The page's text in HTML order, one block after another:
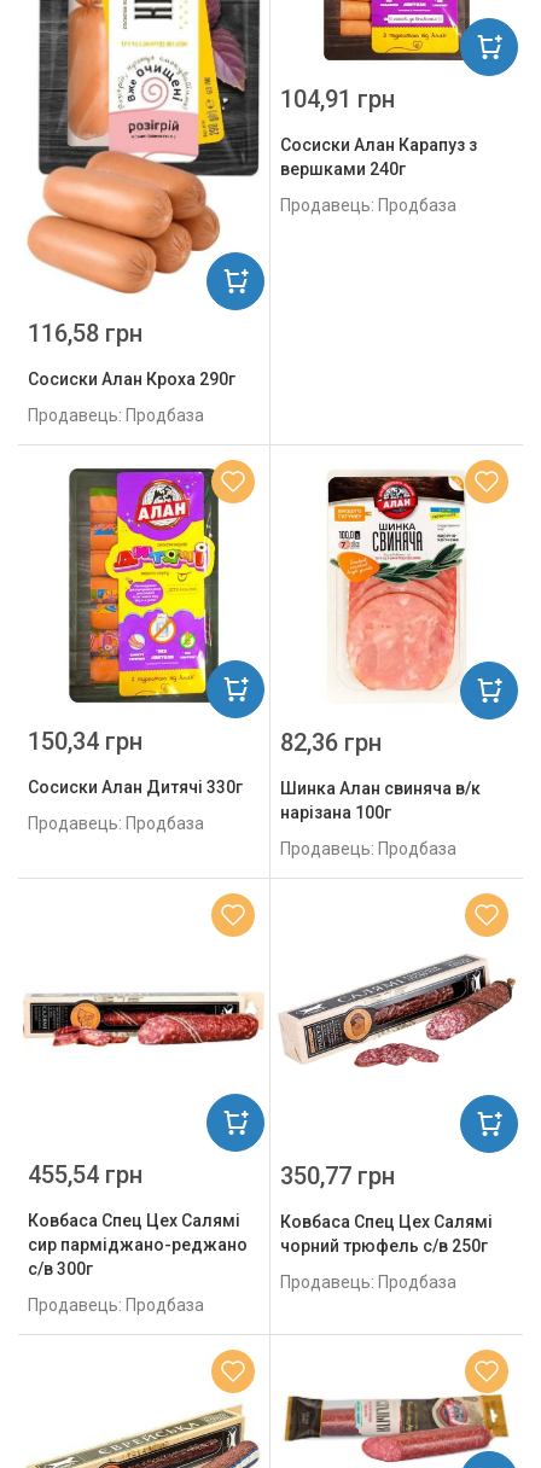
Сосиски Алан Кроха 290г
Продавець: Продбаза
116,58 грн
Сосиски Алан Карапуз з
вершками 240г
Продавець: Продбаза
104,91 грн
Сосиски Алан Дитячі 330г
Продавець: Продбаза
150,34 грн
Шинка Алан свиняча в/к
нарізана 100г
Продавець: Продбаза
82,36 грн
Ковбаса Спец Цех Салямі
сир парміджано-реджано
с/в 300г
Продавець: Продбаза
455,54 грн
Ковбаса Спец Цех Салямі
чорний трюфель с/в 250г
Продавець: Продбаза
350,77 грн